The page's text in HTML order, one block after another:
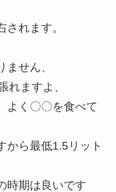
れます。
せん、
れますよ、
よく〇〇を食べて
から最低1.5リット
時期は良いです